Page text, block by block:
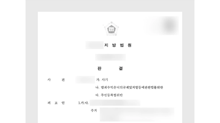
그룹소개
그룹소개
오시는 길
글로벌 파트너 로펌
고객의 소리
통합검색